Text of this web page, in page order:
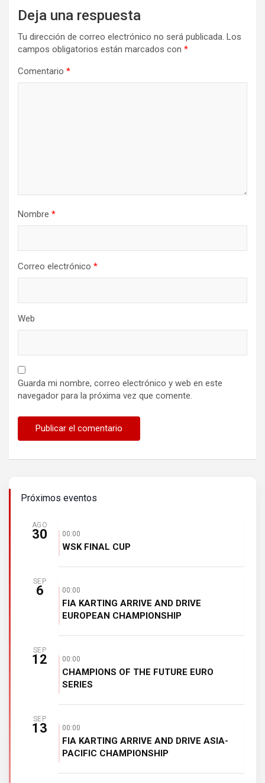
Deja una respuesta
Tu dirección de correo electrónico no será publicada. Los
campos obligatorios están marcados con *
Comentario *
Nombre *
Correo electrónico *
Web
Guarda mi nombre, correo electrónico y web en este
navegador para la próxima vez que comente.
Próximos eventos
AGO
30 00:00
WSK FINAL CUP
SEP
6 00:00
FIA KARTING ARRIVE AND DRIVE
EUROPEAN CHAMPIONSHIP
SEP
12 00:00
CHAMPIONS OF THE FUTURE EURO
SERIES
SEP
13 00:00
FIA KARTING ARRIVE AND DRIVE ASIA-
PACIFIC CHAMPIONSHIP